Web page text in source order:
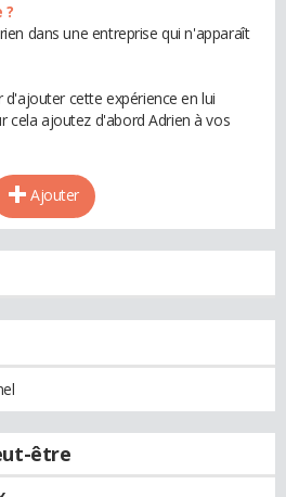
?
dans une entreprise qui n'apparaît
d'ajouter cette expérience en lui
cela ajoutez d'abord Adrien à vos
Ajouter
être